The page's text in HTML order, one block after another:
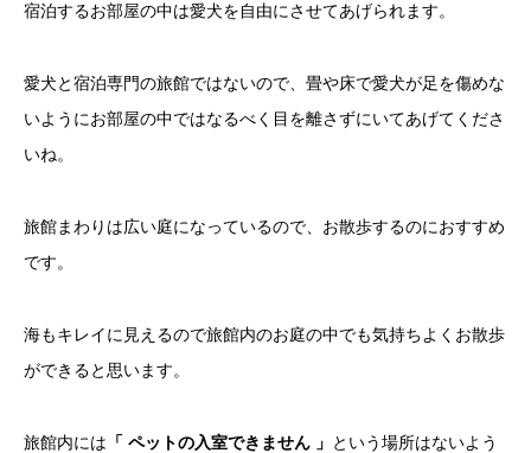
宿泊するお部屋の中は愛犬を自由にさせてあげられます。
愛犬と宿泊専門の旅館ではないので、畳や床で愛犬が足を傷めな
いようにお部屋の中ではなるべく目を離さずにいてあげてくださ
いね。
旅館まわりは広い庭になっているので、お散歩するのにおすすめ
です。
海もキレイに見えるので旅館内のお庭の中でも気持ちよくお散歩
ができると思います。
旅館内には 「 ペットの入室できません 」 という場所はないよう